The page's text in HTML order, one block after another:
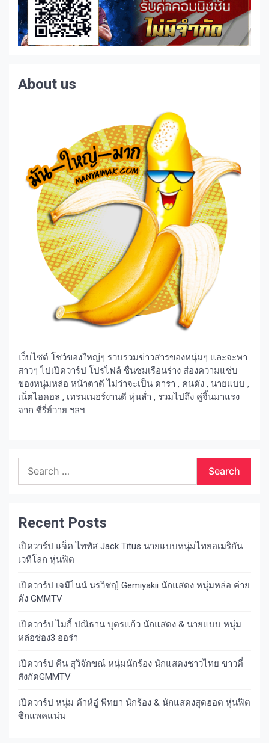
About us
เว็บไซต์ โชว์ของใหญ่ๆ รวบรวมข่าวสารของหนุ่มๆ และจะพา
สาวๆ ไปเปิดวาร์ป โปรไฟล์ ชื่นชมเรือนร่าง ส่องความแซ่บ
ของหนุ่มหล่อ หน้าตาดี ไม่ว่าจะเป็น ดารา , คนดัง , นายแบบ ,
เน็ตไอดอล , เทรนเนอร์งานดี หุ่นล่ำ , รวมไปถึง คู่จิ้นมาแรง
จาก ซีรี่ย์วาย ฯลฯ
for:
Recent Posts
เปิดวาร์ป แจ็ค ไททัส Jack Titus นายแบบหนุ่มไทยอเมริกัน
เวทีโลก หุ่นฟิต
เปิดวาร์ป เจมีไนน์ นรวิชญ์ Gemiyakii นักแสดง หนุ่มหล่อ ค่าย
ดัง GMMTV
เปิดวาร์ป ไมกี้ ปณิธาน บุตรแก้ว นักแสดง & นายแบบ หนุ่ม
หล่อช่อง3 ออร่า
เปิดวาร์ป คีน สุวิจักขณ์ หนุ่มนักร้อง นักแสดงชาวไทย ขาวตี๋
สังกัดGMMTV
เปิดวาร์ป หนุ่ม ต้าห์อู๋ พิทยา นักร้อง & นักแสดงสุดฮอต หุ่นฟิต
ซิกแพคแน่น